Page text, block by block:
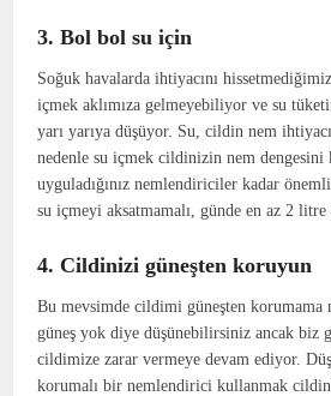
3. Bol bol su için
Soğuk havalarda ihtiyacını
içmek aklımıza gelmeyebiliyor ve su
yarı yarıya düşüyor. Su, cildin nem
nedenle su içmek cildinizin nem dengesini
uyguladığınız nemlendiriciler kadar
su içmeyi aksatmamalı, günde en az 2
4. Cildinizi güneşten koruyun
Bu mevsimde cildimi güneşten korumama
güneş yok diye düşünebilirsiniz ancak biz
cildimize zarar vermeye devam ediyor.
korumalı bir nemlendirici kullanmak